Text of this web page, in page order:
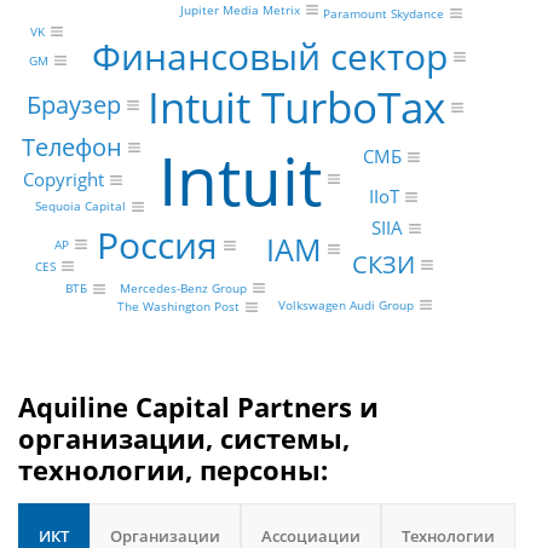
Intuit
Intuit TurboTax
Россия
Финансовый сектор
IAM СКЗИ
Браузер
Телефон
SIIA
IIoT
СМБ
Copyright
ВТБ Mercedes-Benz Group
Sequoia Capital
Volkswagen Audi Group
VK
GM
The Washington Post
AP
Paramount Skydance
Jupiter Media Metrix
CES
Aquiline Capital Partners и
организации, системы,
технологии, персоны:
ИКТ Организации Ассоциации Технологии